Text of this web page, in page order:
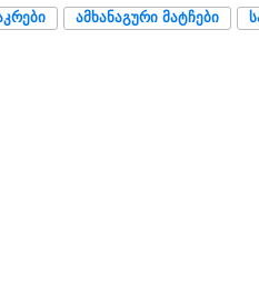
ᲐᲛᲮᲐᲜᲐᲒᲣᲠᲘ ᲛᲐᲢᲩᲔᲑᲘ